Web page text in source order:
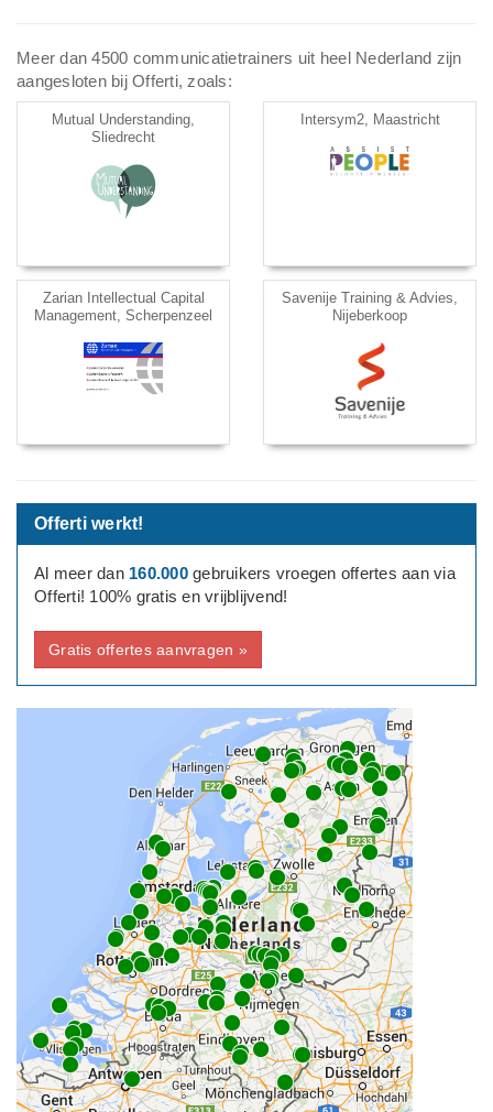
Meer dan 4500 communicatietrainers uit heel Nederland zijn
aangesloten bij Offerti, zoals:
Mutual Understanding,
Sliedrecht
Intersym2, Maastricht
Zarian Intellectual Capital
Management, Scherpenzeel
Savenije Training & Advies,
Nijeberkoop
Offerti werkt!
Al meer dan 160.000gebruikers vroegen offertes aan via
Offerti! 100% gratis en vrijblijvend!
Gratis offertes aanvragen »